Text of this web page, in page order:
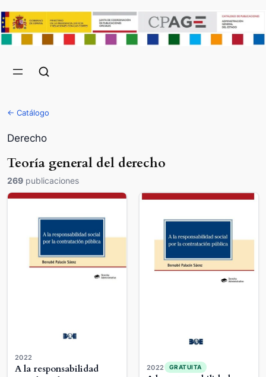
← Catálogo
Derecho
Teoría general del derecho
269 publicaciones
2022
A la responsabilidad
2022 GRATUITA